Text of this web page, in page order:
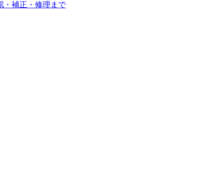
・補正・修理まで